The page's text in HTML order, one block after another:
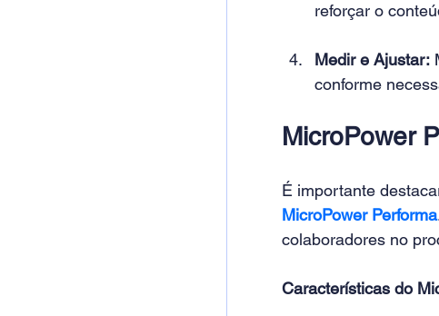
reforçar o
Medir e Ajustar:
conforme
MicroPower
É importante
MicroPower Performa
colaboradores no
Características do